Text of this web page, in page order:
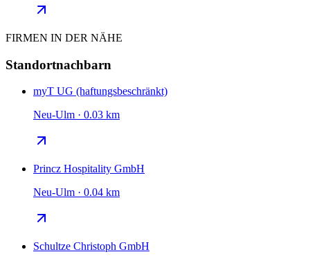
FIRMEN IN DER NÄHE
Standortnachbarn
myT UG (haftungsbeschränkt)
Neu-Ulm · 0.03 km
Princz Hospitality GmbH
Neu-Ulm · 0.04 km
Schultze Christoph GmbH